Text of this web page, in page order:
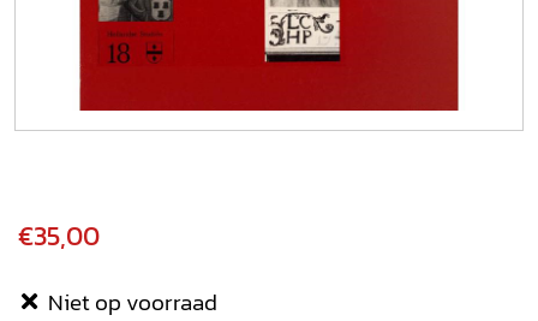
€35,00
Niet op voorraad